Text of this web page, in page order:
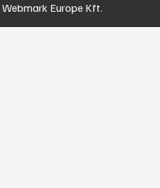
Webmark Europe Kft.